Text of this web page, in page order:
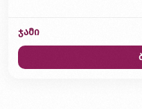
ჯამი